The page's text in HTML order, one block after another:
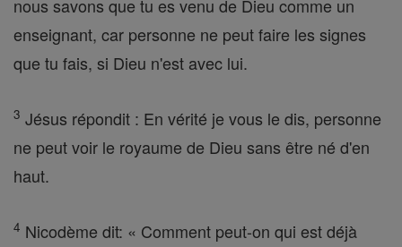
nous savons que tu es venu de Dieu comme un
enseignant, car personne ne peut faire les signes
que tu fais, si Dieu n'est avec lui.
3 Jésus répondit : En vérité je vous le dis, personne
ne peut voir le royaume de Dieu sans être né d'en
haut.
4 Nicodème dit: « Comment peut-on qui est déjà